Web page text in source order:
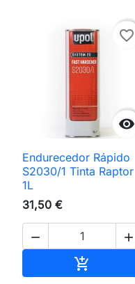

favorite_border
Endurecedor Rápido
S2030/1 Tinta Raptor
1L
31,50 €
 
